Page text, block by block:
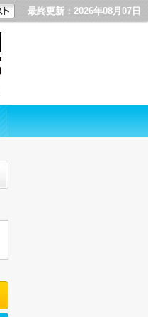
最終更新：2026年08月07日